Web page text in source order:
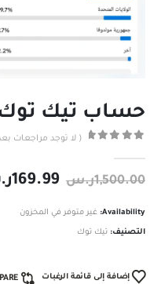
حساب تيك توك 9 الف
( لا توجد مراجعات
1,500.00ر.س 169.99
Availability: غير متوفر في المخزون
التصنيف: تيك توك
إضافة إلى قائمة الرغبات